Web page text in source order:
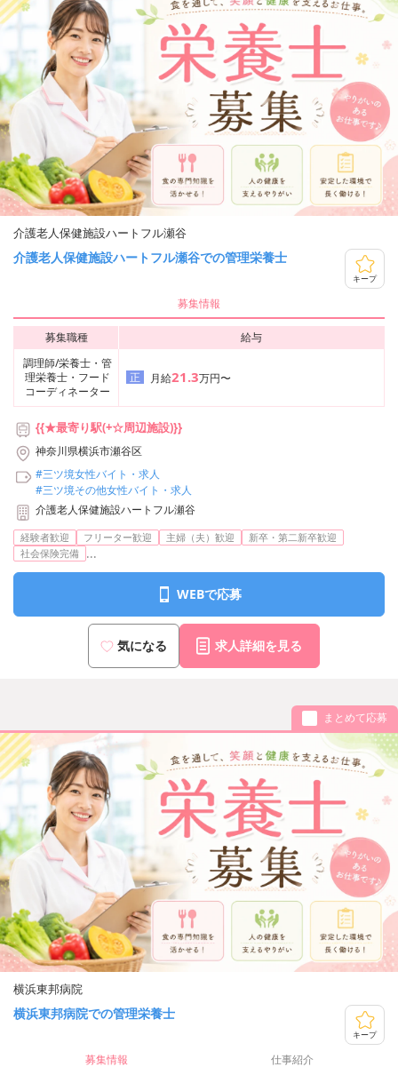
介護老人保健施設ハートフル瀬谷
介護老人保健施設ハートフル瀬谷での管理栄養士
キープ
募集情報
募集職種
給与
調理師/栄養士・管
理栄養士・フード
コーディネーター
正 月給21.3万円〜
{{★最寄り駅(+☆周辺施設)}}
神奈川県横浜市瀬谷区
#三ツ境女性バイト・求人
#三ツ境その他女性バイト・求人
介護老人保健施設ハートフル瀬谷
経験者歓迎 フリーター歓迎 主婦（夫）歓迎
新卒・第二新卒歓迎
社会保険完備 ...
WEBで応募
気になる 求人詳細を見る
まとめて応募
横浜東邦病院
横浜東邦病院での管理栄養士
キープ
募集情報 仕事紹介